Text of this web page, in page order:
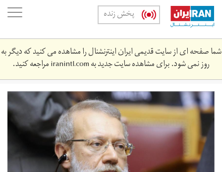
Skip
main
content
پخش زنده
شما صفحه ای از سایت قدیمی ایران اینترنشنال را مشاهده می کنید که دیگر به
روز نمی شود. برای مشاهده سایت جدید بهiranintl.comمراجعه کنید.
1479467_802.jpg